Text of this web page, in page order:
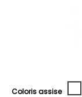
Coloris assise